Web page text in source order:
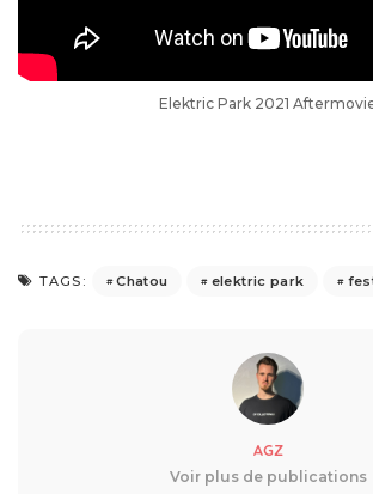
Elektric Park 2021
TAGS: Chatou elektric park
AGZ
Voir plus de publications